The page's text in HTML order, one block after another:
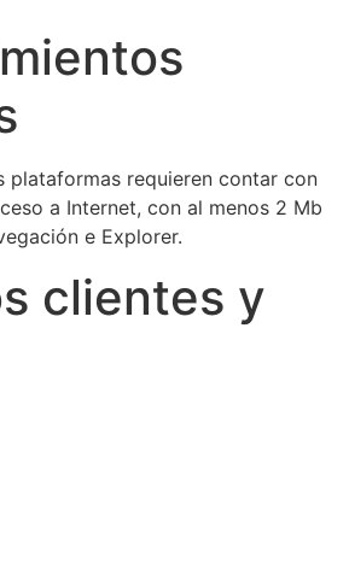
plataformas requieren contar con
a Internet, con al menos 2 Mb
e Explorer.
clientes y